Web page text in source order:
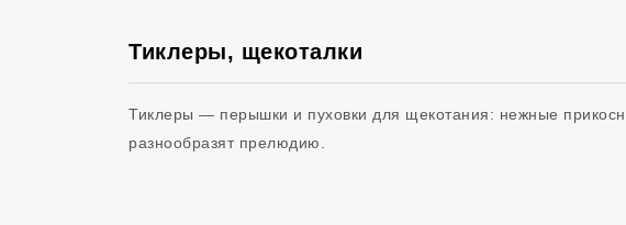
Тиклеры, щекоталки
Тиклеры — перышки и пуховки для щекотания: нежные
разнообразят прелюдию.